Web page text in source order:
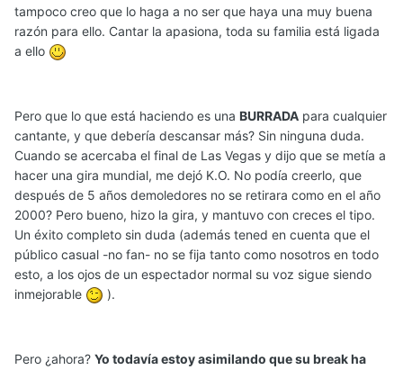
tampoco creo que lo haga a no ser que haya una muy buena
razón para ello. Cantar la apasiona, toda su familia está ligada
a ello
Pero que lo que está haciendo es una BURRADA para cualquier
cantante, y que debería descansar más? Sin ninguna duda.
Cuando se acercaba el final de Las Vegas y dijo que se metía a
hacer una gira mundial, me dejó K.O. No podía creerlo, que
después de 5 años demoledores no se retirara como en el año
2000? Pero bueno, hizo la gira, y mantuvo con creces el tipo.
Un éxito completo sin duda (además tened en cuenta que el
público casual -no fan- no se fija tanto como nosotros en todo
esto, a los ojos de un espectador normal su voz sigue siendo
inmejorable
).
Pero ¿ahora? Yo todavía estoy asimilando que su break ha